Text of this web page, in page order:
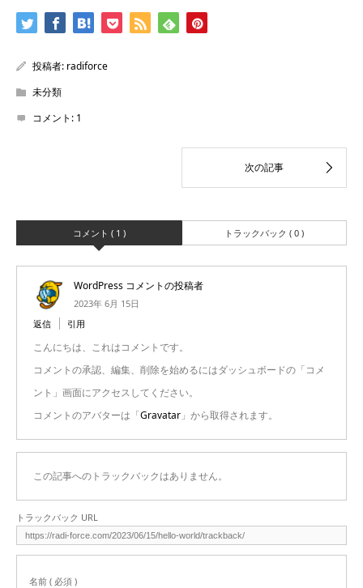
投稿者: radiforce
未分類
コメント: 1
コメント ( 1 ) トラックバック ( 0 )
WordPress コメントの投稿者
2023年 6月 15日
返信
引用
こんにちは、これはコメントです。
コメントの承認、編集、削除を始めるにはダッシュボードの「コメ
ント」画面にアクセスしてください。
コメントのアバターは「Gravatar 」から取得されます。
この記事へのトラックバックはありません。
トラックバック URL
名前 ( 必須 )